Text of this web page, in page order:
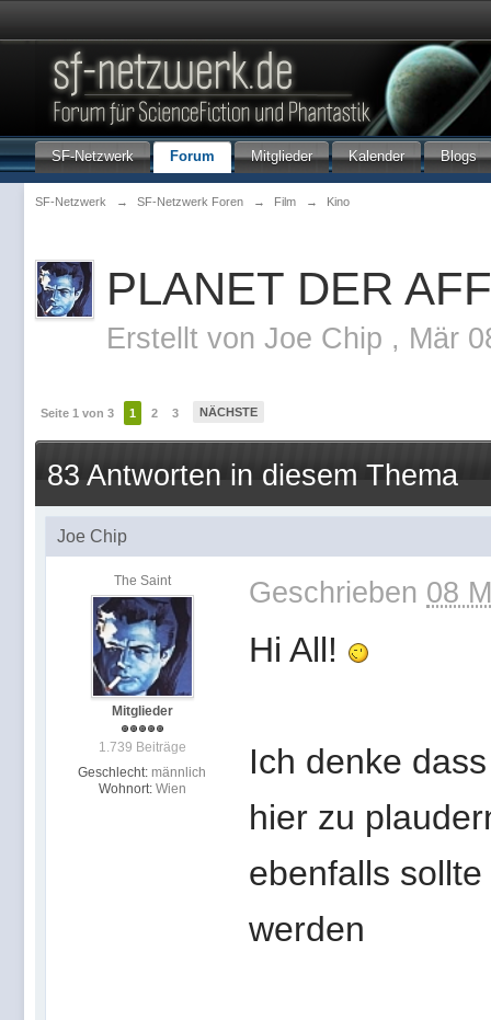
SF-Netzwerk Forum Mitglieder Kalender Blogs
SF-Netzwerk → SF-Netzwerk Foren → Film → Kino
PLANET DER
Erstellt von Joe Chip , Mär
Seite 1 von 3 1 2 3 NÄCHSTE
83 Antworten in diesem Thema
Joe Chip
The Saint
Mitglieder
1.739 Beiträge
Geschlecht: männlich
Wohnort: Wien
Geschrieben 08
Hi All!
Ich denke
hier zu
ebenfalls
werden